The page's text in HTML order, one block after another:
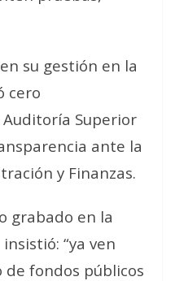
su gestión en la
cero
Superior
ante la
y Finanzas.
grabado en la
“ya ven
de fondos públicos